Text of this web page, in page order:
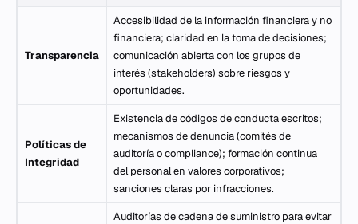
Transparencia
Accesibilidad de la información financiera y no
financiera; claridad en la toma de decisiones;
comunicación abierta con los grupos de
interés (stakeholders) sobre riesgos y
oportunidades.
Políticas de
Integridad
Existencia de códigos de conducta escritos;
mecanismos de denuncia (comités de
auditoría ocompliance); formación continua
del personal en valores corporativos;
sanciones claras por infracciones.
Auditorías de cadena de suministro para evitar